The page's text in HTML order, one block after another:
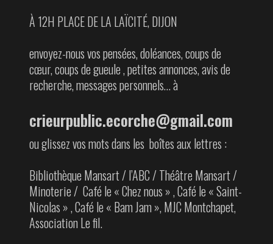
À 12H PLACE DE LA LAÏCITÉ, DIJON
envoyez-nous vos pensées, doléances, coups de
cœur, coups de gueule , petites annonces, avis de
recherche, messages personnels… à
crieurpublic.ecorche@gmail.com
ou glissez vos mots dans les boîtes aux lettres :
Bibliothèque Mansart / l’ABC / Théâtre Mansart /
Minoterie / Café le « Chez nous » , Café le « Saint-
Nicolas » , Café le « Bam Jam », MJC Montchapet,
Association Le fil.